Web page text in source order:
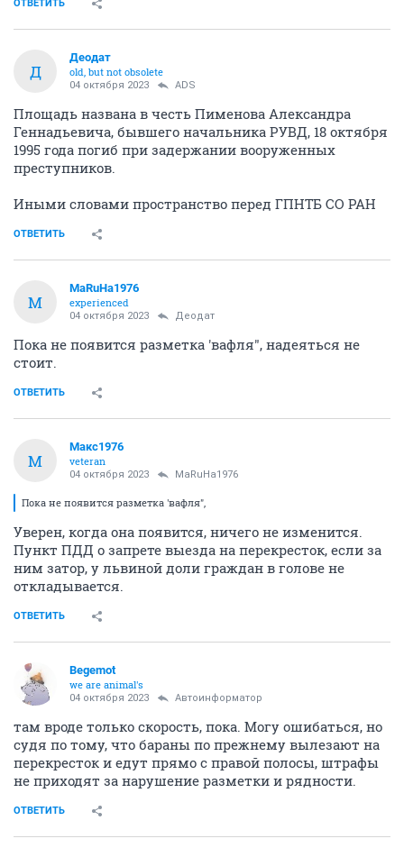
ОТВЕТИТЬ
Д
Деодат
old, but not obsolete
04 октября 2023 ADS
Площадь названа в честь Пименова Александра
Геннадьевича, бывшего начальника РУВД, 18 октября
1995 года погиб при задержании вооруженных
преступников.
Иными словами пространство перед ГПНТБ СО РАН
ОТВЕТИТЬ
M
MaRuHa1976
experienced
04 октября 2023 Деодат
Пока не появится разметка 'вафля", надеяться не
стоит.
ОТВЕТИТЬ
М
Макс1976
veteran
04 октября 2023 MaRuHa1976
Пока не появится разметка 'вафля",
Уверен, когда она появится, ничего не изменится.
Пункт ПДД о запрете выезда на перекресток, если за
ним затор, у львиной доли граждан в голове не
откладывается.
ОТВЕТИТЬ
Begemot
we are animal's
04 октября 2023 Автоинформатор
там вроде только скорость, пока. Могу ошибаться, но
судя по тому, что бараны по прежнему вылезают на
перекресток и едут прямо с правой полосы, штрафы
не приходят за нарушение разметки и рядности.
ОТВЕТИТЬ